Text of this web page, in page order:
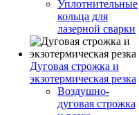
Уплотнительные
кольца для
лазерной сварки
Дуговая строжка и
экзотермическая резка
Воздушно-
дуговая строжка